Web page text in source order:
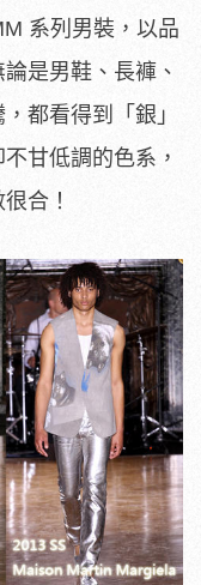
系列男裝，以品
是男鞋、長褲、
都看得到「銀」
甘低調的色系，
合！